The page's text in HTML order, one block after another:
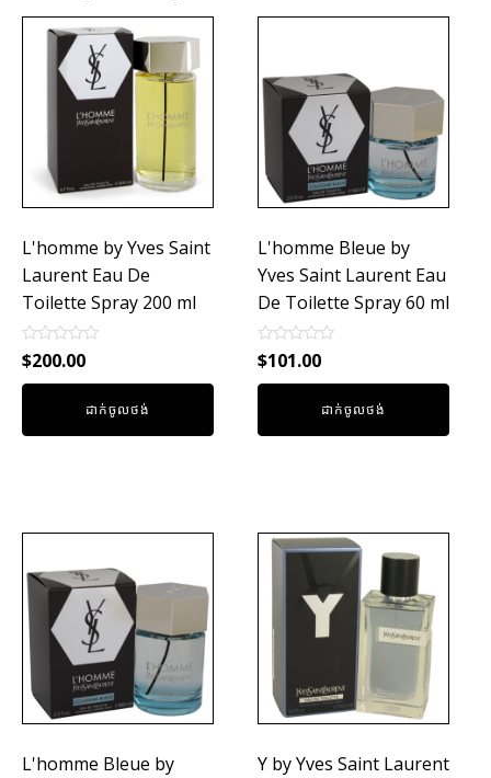
L'homme by Yves Saint
Laurent Eau De
Toilette Spray 200 ml
Rated
0
out
$200.00
ដាក់ចូលថង់
L'homme Bleue by
Yves Saint Laurent Eau
De Toilette Spray 60 ml
Rated
0
out
$101.00
ដាក់ចូលថង់
L'homme Bleue by Y by Yves Saint Laurent